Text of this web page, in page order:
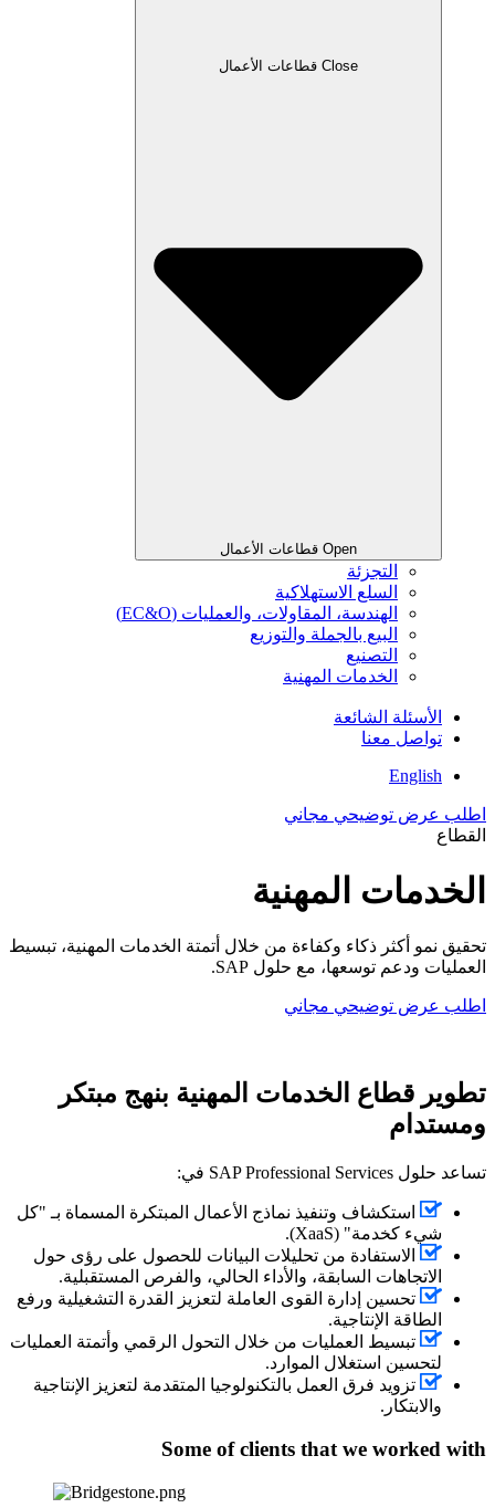
Close قطاعات الأعمال
Open قطاعات الأعمال
التجزئة
السلع الاستهلاكية
الهندسة، المقاولات، والعمليات (EC&O)
البيع بالجملة والتوزيع
التصنيع
الخدمات المهنية
الأسئلة الشائعة
تواصل معنا
English
اطلب عرض توضيحي مجاني
القطاع
الخدمات المهنية
تحقيق نمو أكثر ذكاء وكفاءة من خلال أتمتة الخدمات المهنية، تبسيط
العمليات ودعم توسعها، مع حلول SAP.
اطلب عرض توضيحي مجاني
تطوير قطاع الخدمات المهنية بنهج مبتكر
ومستدام
تساعد حلول SAP Professional Services في:
استكشاف وتنفيذ نماذج الأعمال المبتكرة المسماة بـ "كل
شيء كخدمة" (XaaS).
الاستفادة من تحليلات البيانات للحصول على رؤى حول
الاتجاهات السابقة، والأداء الحالي، والفرص المستقبلية.
تحسين إدارة القوى العاملة لتعزيز القدرة التشغيلية ورفع
الطاقة الإنتاجية.
تبسيط العمليات من خلال التحول الرقمي وأتمتة العمليات
لتحسين استغلال الموارد.
تزويد فرق العمل بالتكنولوجيا المتقدمة لتعزيز الإنتاجية
والابتكار.
Some of clients that we worked with